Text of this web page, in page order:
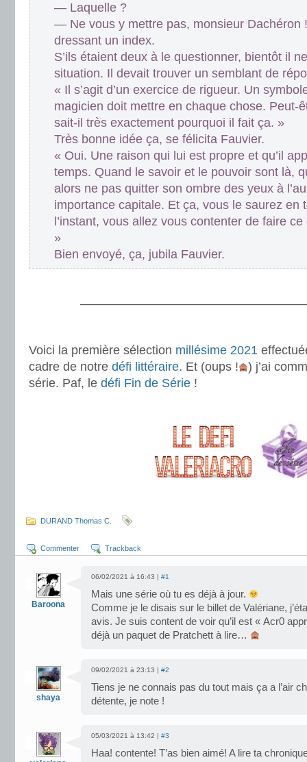
— Laquelle ?
— Ne vous y mettre pas, monsieur Dachéron
dressant un index.
S’ils étaient deux à le questionner, bientôt il
situation. Il devait trouver un semblant de
« Il s’agit d’un exercice de rigueur. Un
magicien doit mettre en chaque chose. Peut-
sait-il très exactement pourquoi il fait ça. »
Très bonne idée ça, se félicita Fauvier.
« Oui. Une raison qui lui est propre et qu’il
temps. Quand le savoir et le pouvoir sont là,
alors ne pas quitter son ombre des yeux à
importance capitale. Et ça, vous le saurez en
l’instant, vous allez vous contenter de faire
»
Bien envoyé, ça, jubila Fauvier.
Voici la première sélection millésime 2021
cadre de notre défi littéraire. Et (oups !
) j’ai
série. Paf, le défi Fin de Série !
DURAND Thomas C.
Commenter Trackback
Baroona
06/02/2021 à 16:43 | #1
Mais une série où tu es déjà à jour.
Comme je le disais sur le billet de Valériane,
avis. Je suis content de voir qu’il est « Acr0
déjà un paquet de Pratchett à lire…
shaya
09/02/2021 à 23:13 | #2
Tiens je ne connais pas du tout mais ça a l’air
détente, je note !
05/03/2021 à 13:42 | #3
Haa! contente! T’as bien aimé! A lire ta